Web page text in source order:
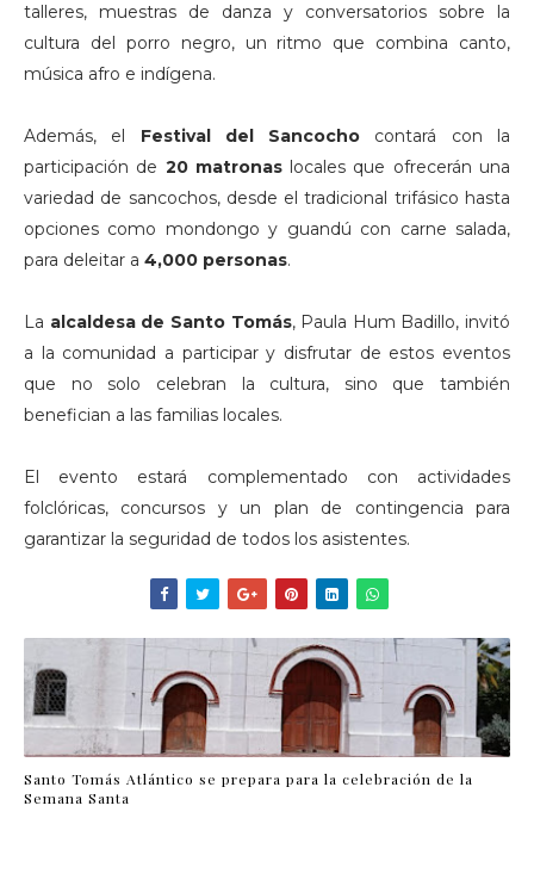
talleres, muestras de danza y conversatorios sobre la
cultura del porro negro, un ritmo que combina canto,
música afro e indígena.
Además, el Festival del Sancocho contará con la
participación de 20 matronaslocales que ofrecerán una
variedad de sancochos, desde el tradicional trifásico hasta
opciones como mondongo y guandú con carne salada,
para deleitar a 4,000 personas.
La alcaldesa de Santo Tomás, Paula Hum Badillo, invitó
a la comunidad a participar y disfrutar de estos eventos
que no solo celebran la cultura, sino que también
benefician a las familias locales.
El evento estará complementado con actividades
folclóricas, concursos y un plan de contingencia para
garantizar la seguridad de todos los asistentes.
Santo Tomás Atlántico se prepara para la celebración de la
Semana Santa